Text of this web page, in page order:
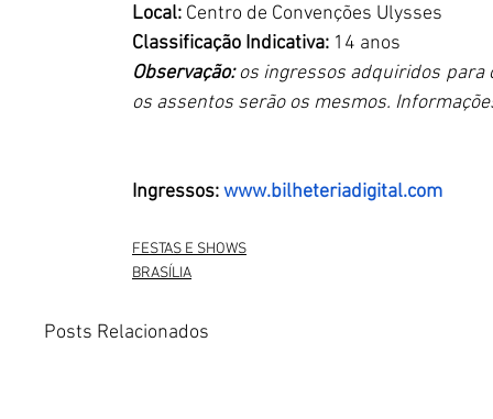
Local: Centro de Convenções Ulysses
Classificação Indicativa: 14 anos
Observação: os ingressos adquiridos para
os assentos serão os mesmos.
Ingressos:www.bilheteriadigital.com
FESTAS E SHOWS
BRASÍLIA
Posts Relacionados